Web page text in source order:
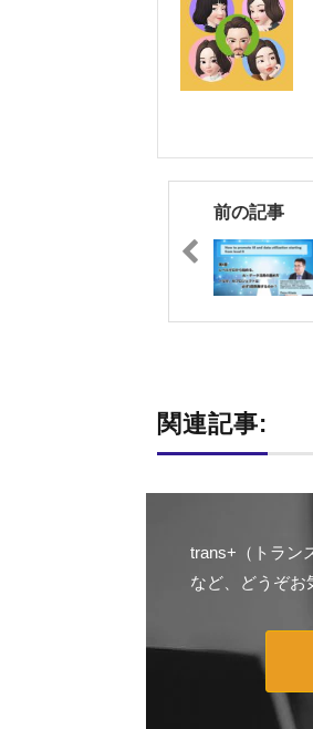
前の記事
関連記事:
trans+（トラン
など、どうぞお